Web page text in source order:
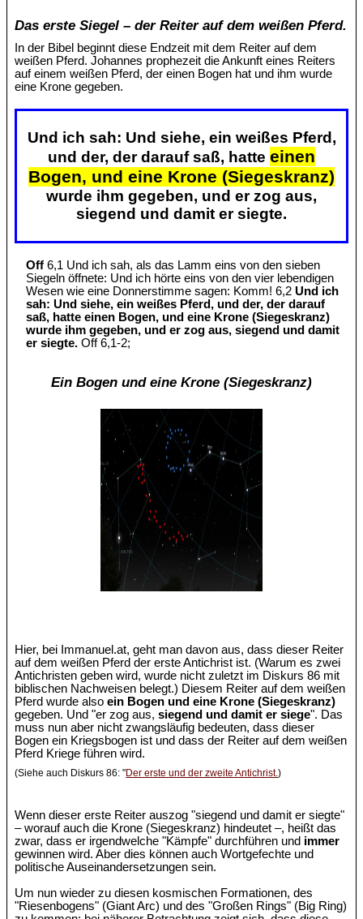
Das erste Siegel – der Reiter auf dem weißen Pferd.
In der Bibel beginnt diese Endzeit mit dem Reiter auf dem
weißen Pferd. Johannes prophezeit die Ankunft eines Reiters
auf einem weißen Pferd, der einen Bogen hat und ihm wurde
eine Krone gegeben.
Und ich sah: Und siehe, ein weißes Pferd,
und der, der darauf saß, hatte einen
Bogen, und eine Krone (Siegeskranz)
wurde ihm gegeben, und er zog aus,
siegend und damit er siegte.
Off 6,1 Und ich sah, als das Lamm eins von den sieben
Siegeln öffnete: Und ich hörte eins von den vier lebendigen
Wesen wie eine Donnerstimme sagen: Komm! 6,2Und ich
sah: Und siehe, ein weißes Pferd, und der, der darauf
saß, hatte einen Bogen, und eine Krone (Siegeskranz)
wurde ihm gegeben, und er zog aus, siegend und damit
er siegte. Off 6,1-2;
Ein Bogen und eine Krone (Siegeskranz)
Hier, bei Immanuel.at, geht man davon aus, dass dieser Reiter
auf dem weißen Pferd der erste Antichrist ist. (Warum es zwei
Antichristen geben wird, wurde nicht zuletzt im Diskurs 86 mit
biblischen Nachweisen belegt.) Diesem Reiter auf dem weißen
Pferd wurde alsoein Bogen und eine Krone (Siegeskranz)
gegeben. Und "er zog aus,siegend und damit er siege". Das
muss nun aber nicht zwangsläufig bedeuten, dass dieser
Bogen ein Kriegsbogen ist und dass der Reiter auf dem weißen
Pferd Kriege führen wird.
(Siehe auch Diskurs 86: "Der erste und der zweite Antichrist.)
Wenn dieser erste Reiter auszog "siegend und damit er siegte"
– worauf auch die Krone (Siegeskranz) hindeutet –, heißt das
zwar, dass er irgendwelche "Kämpfe" durchführen und immer
gewinnen wird. Aber dies können auch Wortgefechte und
politische Auseinandersetzungen sein.
Um nun wieder zu diesen kosmischen Formationen, des
"Riesenbogens" (Giant Arc) und des "Großen Rings" (Big Ring)